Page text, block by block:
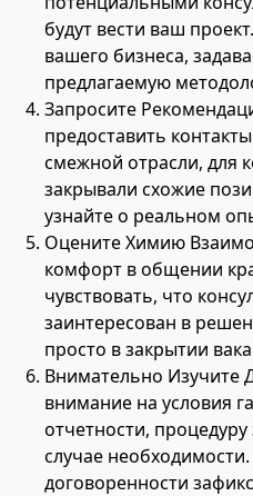
будут вести ваш
вашего бизнеса,
предлагаемую
Запросите
предоставить
смежной отрасли, для
закрывали схожие
узнайте о реальном
Оцените Химию
комфорт в общении
чувствовать, что
заинтересован в
просто в закрытии
Внимательно Изучите
внимание на условия
отчетности,
случае
договоренности